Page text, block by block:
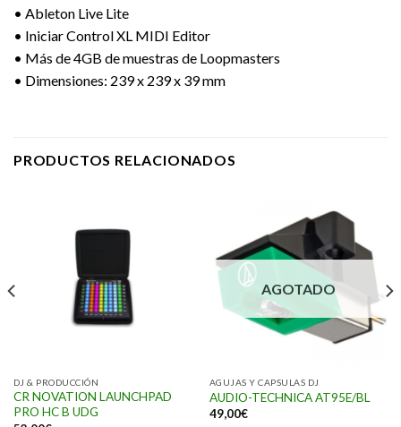
• Ableton Live Lite
• Iniciar Control XL MIDI Editor
• Más de 4GB de muestras de Loopmasters
• Dimensiones: 239 x 239 x 39 mm
PRODUCTOS RELACIONADOS
DJ & PRODUCCIÓN
CR NOVATION LAUNCHPAD
PRO HC B UDG
AGOTADO
AGUJAS Y CAPSULAS DJ
AUDIO-TECHNICA AT95E/BL
49,00€